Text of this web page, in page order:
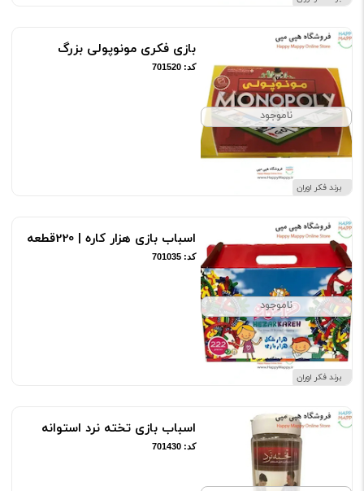
ناموجود
برند فکر اوران
بازی فکری مونوپولی بزرگ
کد: 701520
ناموجود
برند فکر اوران
اسباب بازی هزار کاره | 220قطعه
کد: 701035
اسباب بازی تخته نرد استوانه
کد: 701430